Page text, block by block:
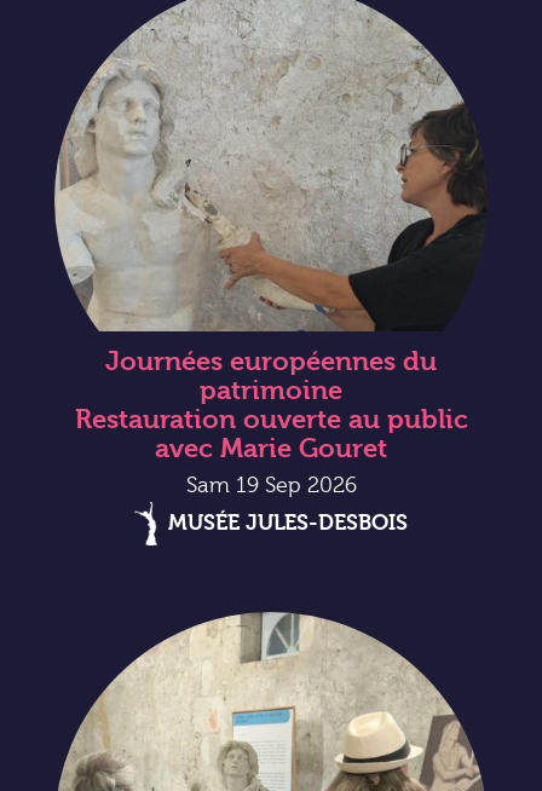
Journées européennes du
patrimoine
Restauration ouverte au public
avec Marie Gouret
Sam 19 Sep 2026
MUSÉE JULES-DESBOIS